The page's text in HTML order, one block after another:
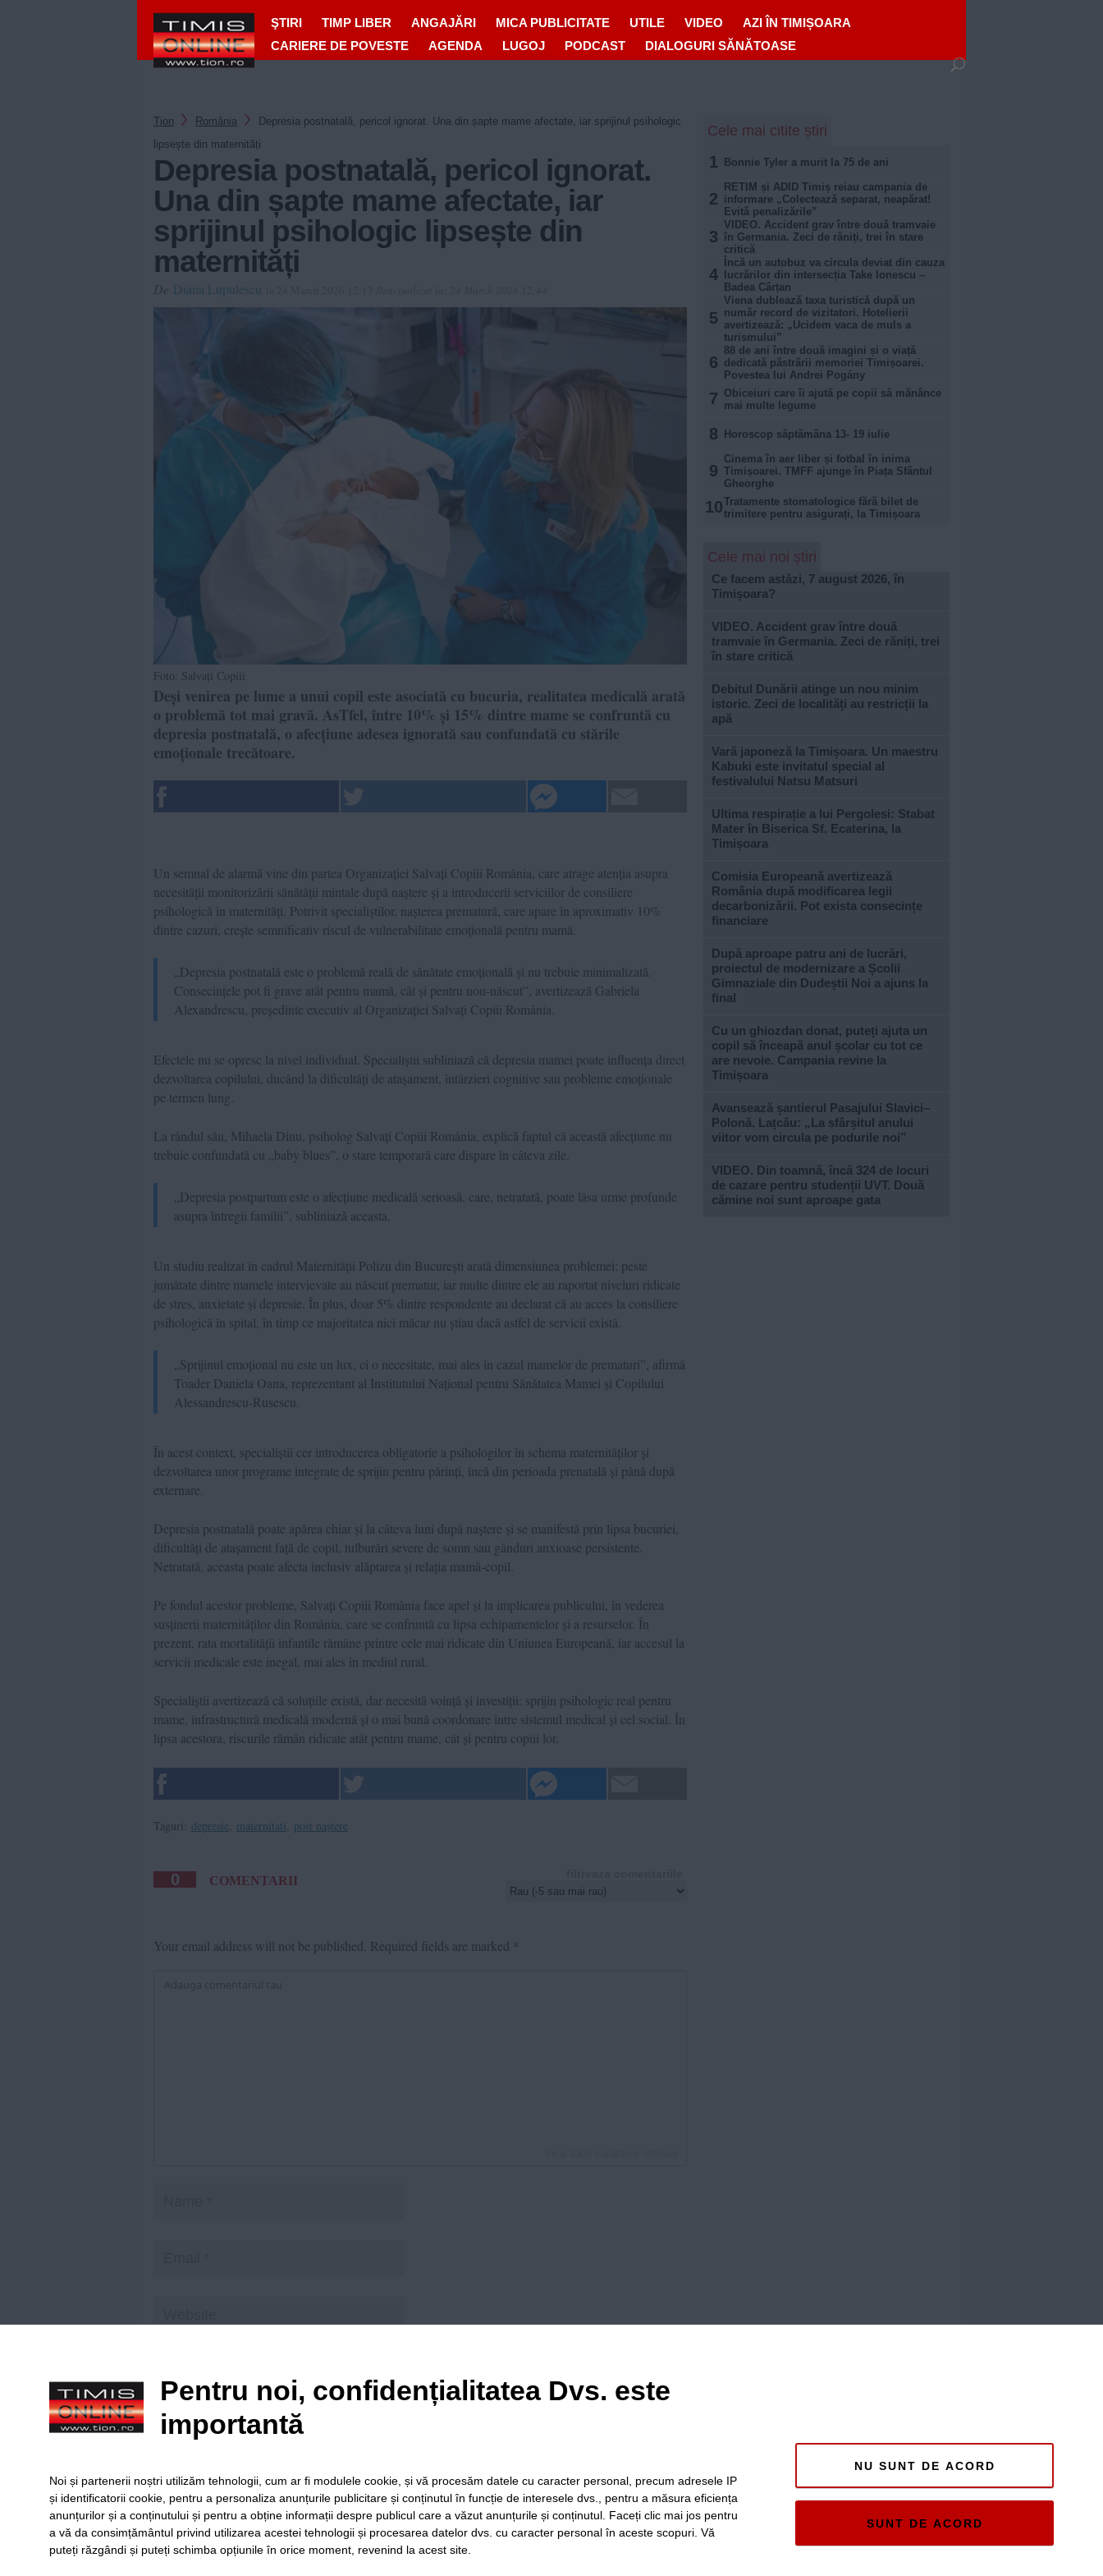
ŞTIRI TIMP LIBER ANGAJĂRI MICA PUBLICITATE UTILE VIDEO
AZI ÎN TIMIȘOARA
CARIERE DE POVESTE
AGENDA LUGOJ PODCAST DIALOGURI SĂNĂTOASE
Tion România
Depresia postnatală, pericol ignorat. Una din șapte mame afectate, iar sprijinul psihologic
lipsește din maternități
Depresia postnatală, pericol ignorat.
Una din șapte mame afectate, iar
sprijinul psihologic lipsește din
maternități
Diana Lupulescu
Foto: Salvați Copiii
Deși venirea pe lume a unui copil este asociată cu bucuria, realitatea medicală arată
o problemă tot mai gravă. AsTfel, între 10% și 15% dintre mame se confruntă cu
depresia postnatală, o afecțiune adesea ignorată sau confundată cu stările
emoționale trecătoare.
Un semnal de alarmă vine din partea Organizației Salvați Copiii România, care atrage atenția asupra
necesității monitorizării sănătății mintale după naștere și a introducerii serviciilor de consiliere
psihologică în maternități. Potrivit specialiștilor, nașterea prematură, care apare în aproximativ 10%
dintre cazuri, crește semnificativ riscul de vulnerabilitate emoțională pentru mamă.
„Depresia postnatală este o problemă reală de sănătate emoțională și nu trebuie minimalizată.
Consecințele pot fi grave atât pentru mamă, cât și pentru nou-născut”, avertizează Gabriela
Alexandrescu, președinte executiv al Organizației Salvați Copiii România.
Efectele nu se opresc la nivel individual. Specialiștii subliniază că depresia mamei poate influența direct
dezvoltarea copilului, ducând la dificultăți de atașament, întârzieri cognitive sau probleme emoționale
pe termen lung.
La rândul său, Mihaela Dinu, psiholog Salvați Copiii România, explică faptul că această afecțiune nu
trebuie confundată cu „baby blues”, o stare temporară care dispare în câteva zile.
„Depresia postpartum este o afecțiune medicală serioasă, care, netratată, poate lăsa urme profunde
asupra întregii familii”, subliniază aceasta.
Un studiu realizat în cadrul Maternității Polizu din București arată dimensiunea problemei: peste
jumătate dintre mamele intervievate au născut prematur, iar multe dintre ele au raportat niveluri ridicate
de stres, anxietate și depresie. În plus, doar 5% dintre respondente au declarat că au acces la consiliere
psihologică în spital, în timp ce majoritatea nici măcar nu știau dacă astfel de servicii există.
„Sprijinul emoțional nu este un lux, ci o necesitate, mai ales în cazul mamelor de prematuri”, afirmă
Toader Daniela Oana, reprezentant al Institutului Național pentru Sănătatea Mamei și Copilului
Alessandrescu-Rusescu.
În acest context, specialiștii cer introducerea obligatorie a psihologilor în schema maternităților și
dezvoltarea unor programe integrate de sprijin pentru părinți, încă din perioada prenatală și până după
externare.
Depresia postnatală poate apărea chiar și la câteva luni după naștere și se manifestă prin lipsa bucuriei,
dificultăți de atașament față de copil, tulburări severe de somn sau gânduri anxioase persistente.
Netratată, aceasta poate afecta inclusiv alăptarea și relația mamă-copil.
Pe fondul acestor probleme, Salvați Copiii România face apel și la implicarea publicului, în vederea
susținerii maternităților din România, care se confruntă cu lipsa echipamentelor și a resurselor. În
prezent, rata mortalității infantile rămâne printre cele mai ridicate din Uniunea Europeană, iar accesul la
servicii medicale este inegal, mai ales în mediul rural.
Specialiștii avertizează că soluțiile există, dar necesită voință și investiții: sprijin psihologic real pentru
mame, infrastructură medicală modernă și o mai bună coordonare între sistemul medical și cel social. În
lipsa acestora, riscurile rămân ridicate atât pentru mame, cât și pentru copiii lor.
Taguri: depresie maternitati post naștere
0 COMENTARII
Your email address will not be published. Required fields are marked *
Cele mai citite știri
1 Bonnie Tyler a murit la 75 de ani
2
RETIM și ADID Timiș reiau campania de
informare „Colectează separat, neapărat!
Evită penalizările”
3
VIDEO. Accident grav între două tramvaie
în Germania. Zeci de răniți, trei în stare
critică
4
Încă un autobuz va circula deviat din cauza
lucrărilor din intersecția Take Ionescu –
Badea Cârțan
5
Viena dublează taxa turistică după un
număr record de vizitatori. Hotelierii
avertizează: „Ucidem vaca de muls a
turismului”
6
88 de ani între două imagini și o viață
dedicată păstrării memoriei Timișoarei.
Povestea lui Andrei Pogány
7 Obiceiuri care îi ajută pe copii să mănânce
mai multe legume
8 Horoscop săptămâna 13- 19 iulie
9
Cinema în aer liber și fotbal în inima
Timișoarei. TMFF ajunge în Piața Sfântul
Gheorghe
10Tratamente stomatologice fără bilet de
trimitere pentru asigurați, la Timișoara
Cele mai noi știri
Ce facem astăzi, 7 august 2026, în
Timișoara?
VIDEO. Accident grav între două
tramvaie în Germania. Zeci de răniți, trei
în stare critică
Debitul Dunării atinge un nou minim
istoric. Zeci de localități au restricții la
apă
Vară japoneză la Timișoara. Un maestru
Kabuki este invitatul special al
festivalului Natsu Matsuri
Ultima respirație a lui Pergolesi: Stabat
Mater în Biserica Sf. Ecaterina, la
Timișoara
Comisia Europeană avertizează
România după modificarea legii
decarbonizării. Pot exista consecințe
financiare
După aproape patru ani de lucrări,
proiectul de modernizare a Școlii
Gimnaziale din Dudeștii Noi a ajuns la
final
Cu un ghiozdan donat, puteți ajuta un
copil să înceapă anul școlar cu tot ce
are nevoie. Campania revine la
Timișoara
Avansează șantierul Pasajului Slavici–
Polonă. Lațcău: „La sfârșitul anului
viitor vom circula pe podurile noi”
VIDEO. Din toamnă, încă 324 de locuri
de cazare pentru studenții UVT. Două
cămine noi sunt aproape gata
SERVICII Redactia
Folosinta
Termeni si
Pentru noi, confidențialitatea Dvs. este
importantă
Noi și partenerii noștri utilizăm tehnologii, cum ar fi modulele cookie, și vă procesăm datele cu caracter personal, precum adresele IP
și identificatorii cookie, pentru a personaliza anunțurile publicitare și conținutul în funcție de interesele dvs., pentru a măsura eficiența
anunțurilor și a conținutului și pentru a obține informații despre publicul care a văzut anunțurile și conținutul. Faceți clic mai jos pentru
a vă da consimțământul privind utilizarea acestei tehnologii și procesarea datelor dvs. cu caracter personal în aceste scopuri. Vă
puteți răzgândi și puteți schimba opțiunile în orice moment, revenind la acest site.
NU SUNT DE ACORD
SUNT DE ACORD